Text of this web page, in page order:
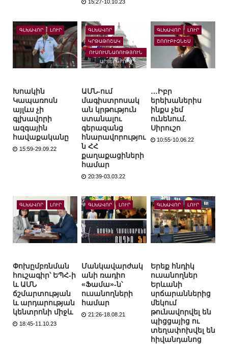
15:27-10.10.23
ԳԼԽԱՎՈՐ ԼՈՒՐ
Խոակին
Կապառոսն
այլևս չի
գլխավորի
ազգային
հավաքականը
15:59-29.09.22
ԳԼԽԱՎՈՐ
ԿՐԹԱԹՈՇԱԿ
ՈՒՍՈՒՄՆԱՌՈՒԹՅՈՒՆ
ԱՐՏԵՐԿՐՈՒՄ
ԱՄՆ-ում
մագիստրոսակ
ան կրթություն
ստանալու
գերազանց
հնարավորությու
ն ՀՀ
քաղաքացիների
համար
20:39-03.03.22
ԳԼԽԱՎՈՐ ԼՈՒՐ
ՇՈՈՒԲԻԶՆԵՍ
…Իբր
երեխաներիս
ինքս չեմ
ունենում.
Սիրուշո
10:55-10.06.22
ԳԼԽԱՎՈՐ ԼՈՒՐ
Փոխըմբռնման
հուշագիր՝ ԵՊՀ-ի
և ԱՄՆ
ճշմարտության
և արդարության
կենտրոնի միջև
18:45-11.10.23
ԳԼԽԱՎՈՐ ԼՈՒՐ
Մանկավարժակ
անի ռադիո
«Ֆամա»-ն՝
ուսանողների
համար
21:26-18.08.21
ԳԼԽԱՎՈՐ ԼՈՒՐ
Երեք հնդիկ
ուսանողներ
Երևանի
սրճարաններից
մեկում
թունավորվել են
պիցցայից ու
տեղափոխվել են
հիվանդանոց